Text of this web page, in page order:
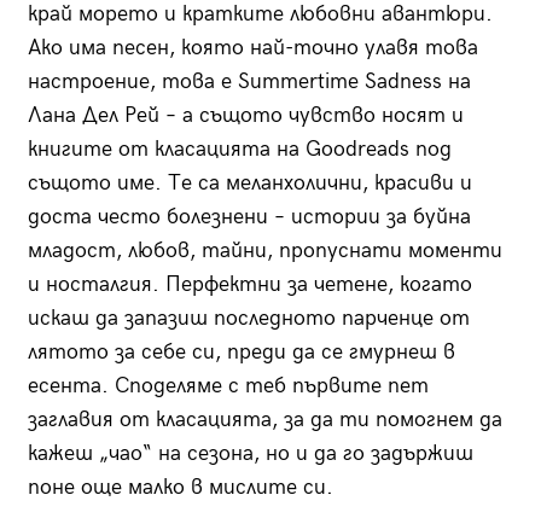
край морето и кратките любовни авантюри.
Ако има песен, която най-точно улавя това
настроение, това е Summertime Sadness на
Лана Дел Рей – а същото чувство носят и
книгите от класацията на Goodreads под
същото име. Те са меланхолични, красиви и
доста често болезнени – истории за буйна
младост, любов, тайни, пропуснати моменти
и носталгия. Перфектни за четене, когато
искаш да запазиш последното парченце от
лятото за себе си, преди да се гмурнеш в
есента. Споделяме с теб първите пет
заглавия от класацията, за да ти помогнем да
кажеш „чао“ на сезона, но и да го задържиш
поне още малко в мислите си.